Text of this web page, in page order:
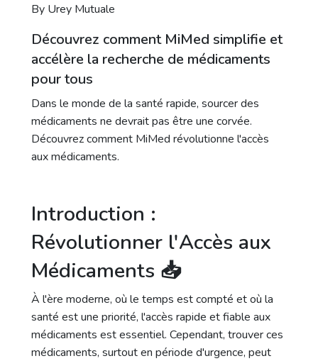
By Urey Mutuale
Découvrez comment MiMed simplifie et
accélère la recherche de médicaments
pour tous
Dans le monde de la santé rapide, sourcer des
médicaments ne devrait pas être une corvée.
Découvrez comment MiMed révolutionne l'accès
aux médicaments.
Introduction :
Révolutionner l'Accès aux
Médicaments 📥
À l'ère moderne, où le temps est compté et où la
santé est une priorité, l'accès rapide et fiable aux
médicaments est essentiel. Cependant, trouver ces
médicaments, surtout en période d'urgence, peut